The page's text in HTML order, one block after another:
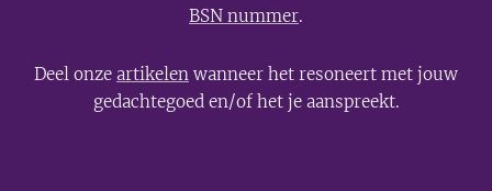
BSN nummer.
Deel onze artikelen wanneer het resoneert met jouw
gedachtegoed en/of het je aanspreekt.